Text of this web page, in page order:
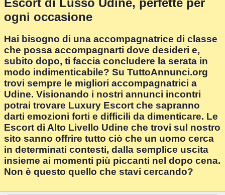
Escort di Lusso Udine, perfette per
ogni occasione
Hai bisogno di una accompagnatrice di classe
che possa accompagnarti dove desideri e,
subito dopo, ti faccia concludere la serata in
modo indimenticabile? Su TuttoAnnunci.org
trovi sempre le migliori accompagnatrici a
Udine. Visionando i nostri annunci incontri
potrai trovare Luxury Escort che sapranno
darti emozioni forti e difficili da dimenticare. Le
Escort di Alto Livello Udine che trovi sul nostro
sito sanno offrire tutto ciò che un uomo cerca
in determinati contesti, dalla semplice uscita
insieme ai momenti più piccanti nel dopo cena.
Non è questo quello che stavi cercando?